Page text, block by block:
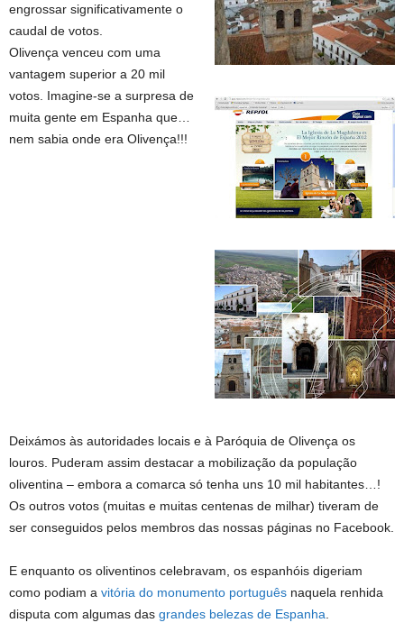
engrossar significativamente o
caudal de votos.
Olivença venceu com uma
vantagem superior a 20 mil
votos. Imagine-se a surpresa de
muita gente em Espanha que…
nem sabia onde era Olivença!!!
Deixámos às autoridades locais e à Paróquia de Olivença os
louros. Puderam assim destacar a mobilização da população
oliventina – embora a comarca só tenha uns 10 mil habitantes…!
Os outros votos (muitas e muitas centenas de milhar) tiveram de
ser conseguidos pelos membros das nossas páginas no Facebook.
E enquanto os oliventinos celebravam, os espanhóis digeriam
como podiam a vitória do monumento português naquela renhida
disputa com algumas das grandes belezas de Espanha